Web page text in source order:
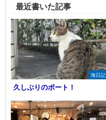
最近書いた記事
海日記
久しぶりのボート！